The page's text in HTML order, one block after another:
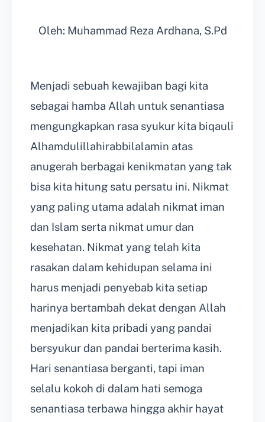
Oleh: Muhammad Reza Ardhana, S.Pd
Menjadi sebuah kewajiban bagi kita
sebagai hamba Allah untuk senantiasa
mengungkapkan rasa syukur kita biqauli
Alhamdulillahirabbilalamin atas
anugerah berbagai kenikmatan yang tak
bisa kita hitung satu persatu ini. Nikmat
yang paling utama adalah nikmat iman
dan Islam serta nikmat umur dan
kesehatan. Nikmat yang telah kita
rasakan dalam kehidupan selama ini
harus menjadi penyebab kita setiap
harinya bertambah dekat dengan Allah
menjadikan kita pribadi yang pandai
bersyukur dan pandai berterima kasih.
Hari senantiasa berganti, tapi iman
selalu kokoh di dalam hati semoga
senantiasa terbawa hingga akhir hayat